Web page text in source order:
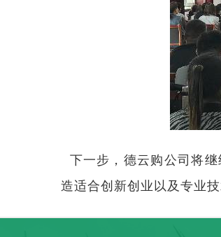
下一步，德云购公司将
造适合创新创业以及专业